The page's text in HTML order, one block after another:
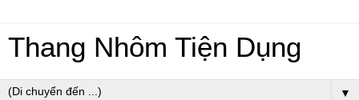
Thang Nhôm Tiện Dụng
▼